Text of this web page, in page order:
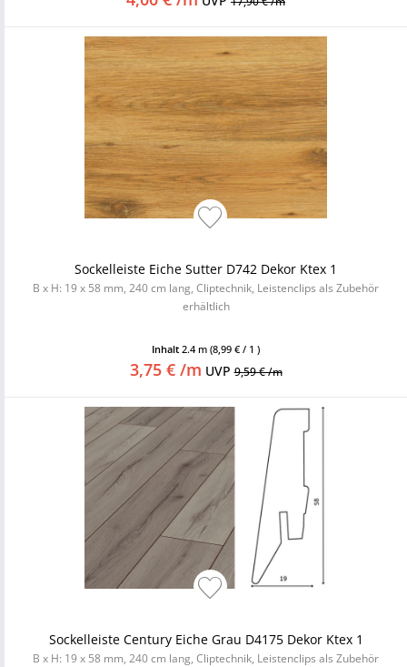
Sockelleiste Eiche Sutter D742 Dekor Ktex 1
B x H: 19 x 58 mm, 240 cm lang, Cliptechnik, Leistenclips als Zubehör
erhältlich
Inhalt 2.4 m (8,99 € / 1 )
3,75 € /m UVP9,59 € /m
Sockelleiste Century Eiche Grau D4175 Dekor Ktex 1
B x H: 19 x 58 mm, 240 cm lang, Cliptechnik, Leistenclips als Zubehör